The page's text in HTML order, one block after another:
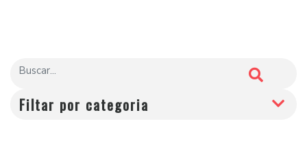
Filtar por categoria